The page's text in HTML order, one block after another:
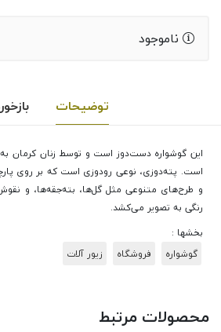
ناموجود
توضیحات
این گوشواره دست‌دوز است و توسط زنان کرمان
است. پته‌دوزی، نوعی رودوزی است که بر روی
و طرح‌های متنوعی مثل گل‌ها، بته‌جقه‌ها، و
رنگی به تصویر می‌کشد.
بخشها :
گوشواره
فروشگاه زیور آلات
محصولات مرتبط